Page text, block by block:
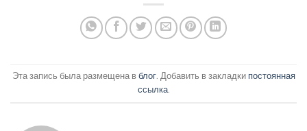
Эта запись была размещена в блог. Добавить в закладки постоянная
ссылка.